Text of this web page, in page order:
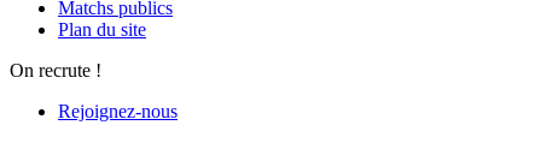
Matchs publics
Plan du site
On recrute !
Rejoignez-nous